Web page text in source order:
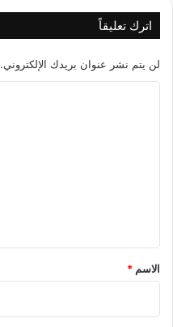
اترك تعليقاً
لن يتم نشر عنوان بريدك الإلكتروني.
*
الاسم *